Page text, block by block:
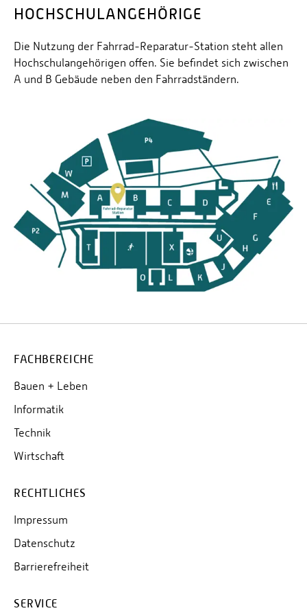
HOCHSCHULANGEHÖRIGE
Die Nutzung der Fahrrad-Reparatur-Station steht allen
Hochschulangehörigen offen. Sie befindet sich zwischen
A und B Gebäude neben den Fahrradständern.
FACHBEREICHE
Bauen + Leben
Informatik
Technik
Wirtschaft
RECHTLICHES
Impressum
Datenschutz
Barrierefreiheit
SERVICE